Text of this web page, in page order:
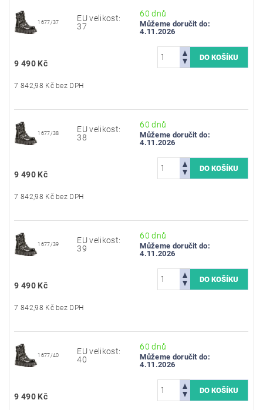
1677/37
EU velikost:
37
60 dnů
Můžeme doručit do:
4.11.2026
9 490 Kč
7 842,98 Kč bez DPH
1677/38
EU velikost:
38
60 dnů
Můžeme doručit do:
4.11.2026
9 490 Kč
7 842,98 Kč bez DPH
1677/39
EU velikost:
39
60 dnů
Můžeme doručit do:
4.11.2026
9 490 Kč
7 842,98 Kč bez DPH
1677/40
EU velikost:
40
60 dnů
Můžeme doručit do:
4.11.2026
9 490 Kč